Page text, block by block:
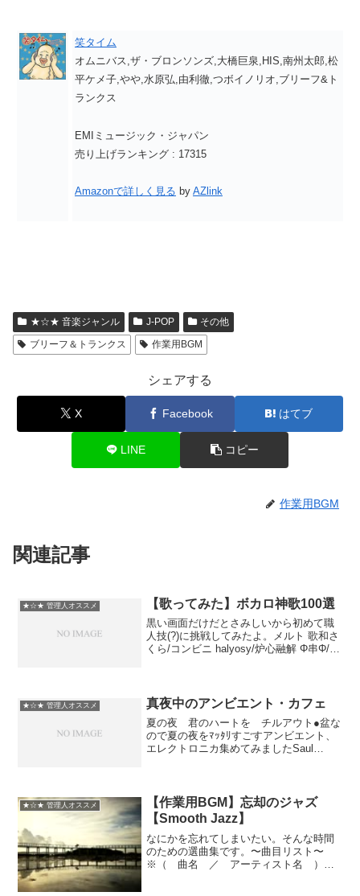
笑タイム
オムニバス,ザ・ブロンソンズ,大橋巨泉,HIS,南州太郎,松
平ケメ子,やや,水原弘,由利徹,つボイノリオ,ブリーフ&ト
ランクス
EMIミュージック・ジャパン
売り上げランキング : 17315
Amazonで詳しく見る by AZlink
★☆★ 音楽ジャンル J-POP
その他
ブリーフ＆トランクス
作業用BGM
シェアする
X Facebook はてブ
LINE コピー
作業用BGM
関連記事
★☆★ 管理人オススメ 【歌ってみた】ボカロ神歌100選
黒い画面だけだとさみしいから初めて職
人技(?)に挑戦してみたよ。メルト 歌和さ
くら/コンビニ halyosy/炉心融解 Φ串Φ/チ
★☆★ 管理人オススメ 真夜中のアンビエント・カフェ
夏の夜 君のハートを チルアウト●盆な
ので夏の夜をﾏｯﾀﾘすごすアンビエント、
エレクトロニカ集めてみましたSaul
★☆★ 管理人オススメ
【作業用BGM】忘却のジャズ
【Smooth Jazz】
なにかを忘れてしまいたい。そんな時間
のための選曲集です。〜曲目リスト〜
※（ 曲名 ／ アーティスト名 ）